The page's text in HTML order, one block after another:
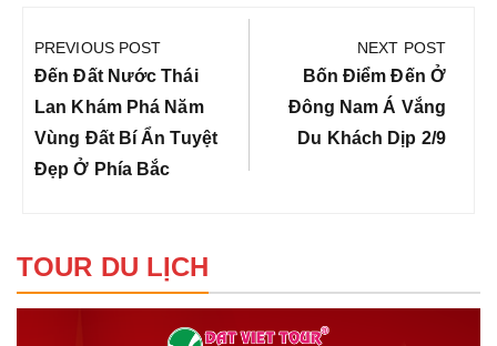
hướng
bài
viết
PREVIOUS POST
Previous
Post:
Đến Đất Nước Thái
Lan Khám Phá Năm
Vùng Đất Bí Ẩn Tuyệt
Đẹp Ở Phía Bắc
NEXT POST
Next
Post:
Bốn Điểm Đến Ở
Đông Nam Á Vắng
Du Khách Dịp 2/9
TOUR DU LỊCH